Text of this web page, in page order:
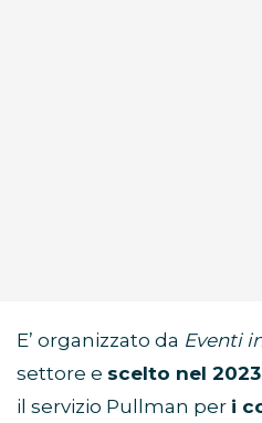
E’ organizzato da Eventi
settore e scelto nel
il servizio Pullman per i